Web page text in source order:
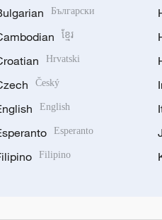
Български
ខ្មែរ
Hrvatski
Český
English
Esperanto
Filipino